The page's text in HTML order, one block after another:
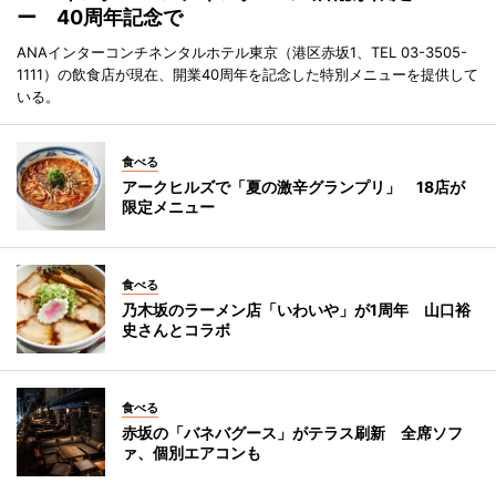
ー 40周年記念で
ANAインターコンチネンタルホテル東京（港区赤坂1、TEL 03-3505-
1111）の飲食店が現在、開業40周年を記念した特別メニューを提供して
いる。
食べる
アークヒルズで「夏の激辛グランプリ」 18店が
限定メニュー
食べる
乃木坂のラーメン店「いわいや」が1周年 山口裕
史さんとコラボ
食べる
赤坂の「バネバグース」がテラス刷新 全席ソフ
ァ、個別エアコンも